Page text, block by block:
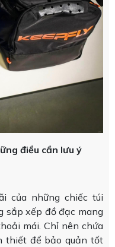
điều cần lưu ý
của những chiếc túi
sắp xếp đồ đạc mang
mái. Chỉ nên chứa
thiết để bảo quản tốt